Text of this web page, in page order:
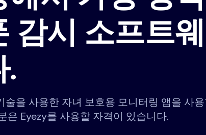
감시 소프트
.
술을 사용한 자녀 보호용 모니터링 앱을 사
은 Eyezy를 사용할 자격이 있습니다.